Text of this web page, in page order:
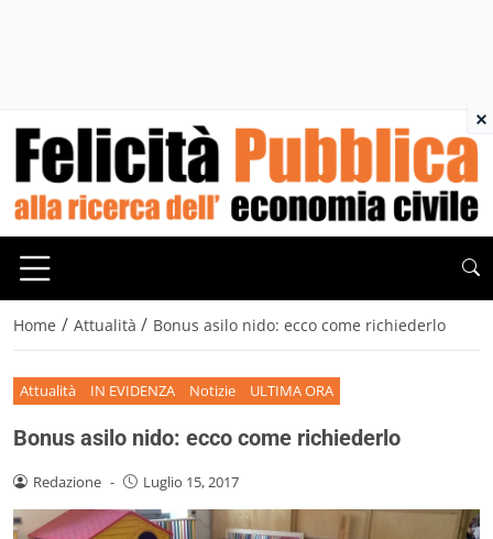
Home / Attualità / Bonus asilo nido: ecco come richiederlo
Attualità IN EVIDENZA Notizie ULTIMA ORA
Bonus asilo nido: ecco come richiederlo
Redazione - Luglio 15, 2017
×